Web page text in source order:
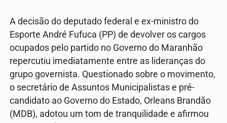
A decisão do deputado federal e ex-ministro do
Esporte André Fufuca (PP) de devolver os cargos
ocupados pelo partido no Governo do Maranhão
repercutiu imediatamente entre as lideranças do
grupo governista. Questionado sobre o movimento,
o secretário de Assuntos Municipalistas e pré-
candidato ao Governo do Estado, Orleans Brandão
(MDB), adotou um tom de tranquilidade e afirmou